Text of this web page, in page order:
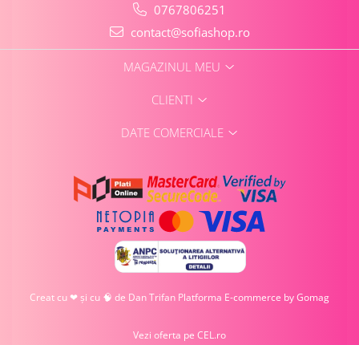
0767806251
contact@sofiashop.ro
MAGAZINUL MEU
CLIENTI
DATE COMERCIALE
Creat cu ❤ și cu 🧠 de Dan Trifan Platforma E-commerce by Gomag
Vezi oferta pe CEL.ro